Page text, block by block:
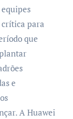
para
que
e
A Huawei